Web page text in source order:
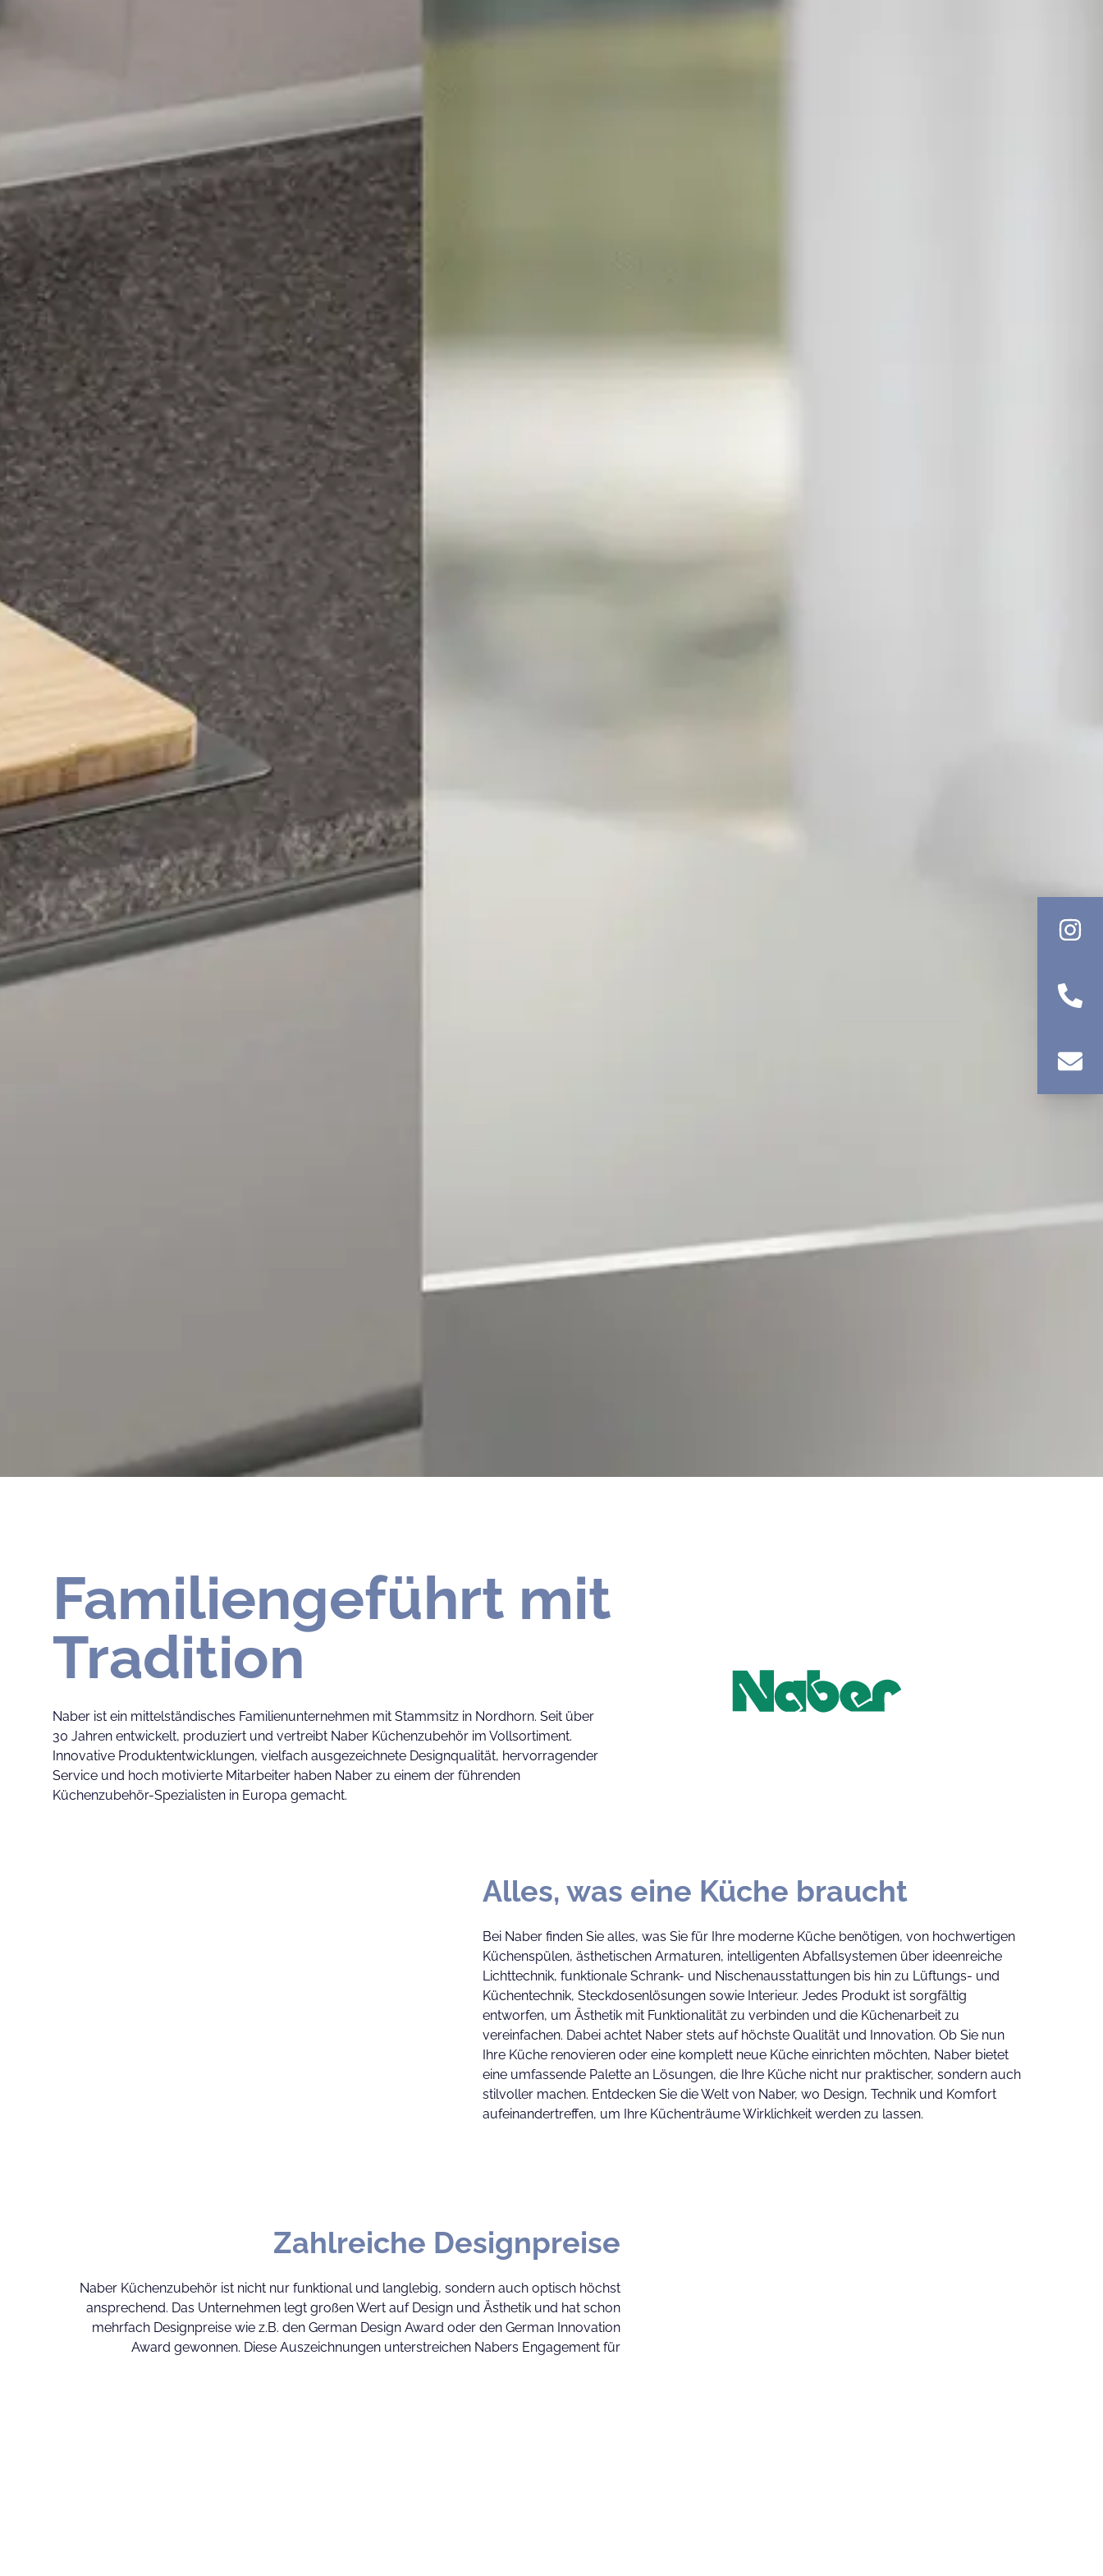
Familiengeführt mit
Tradition
Naber ist ein mittelständisches Familienunternehmen mit Stammsitz in Nordhorn. Seit über
30 Jahren entwickelt, produziert und vertreibt Naber Küchenzubehör im Vollsortiment.
Innovative Produktentwicklungen, vielfach ausgezeichnete Designqualität, hervorragender
Service und hoch motivierte Mitarbeiter haben Naber zu einem der führenden
Küchenzubehör-Spezialisten in Europa gemacht.
Alles, was eine Küche braucht
Bei Naber finden Sie alles, was Sie für Ihre moderne Küche benötigen, von hochwertigen
Küchenspülen, ästhetischen Armaturen, intelligenten Abfallsystemen über ideenreiche
Lichttechnik, funktionale Schrank- und Nischenausstattungen bis hin zu Lüftungs- und
Küchentechnik, Steckdosenlösungen sowie Interieur. Jedes Produkt ist sorgfältig
entworfen, um Ästhetik mit Funktionalität zu verbinden und die Küchenarbeit zu
vereinfachen. Dabei achtet Naber stets auf höchste Qualität und Innovation. Ob Sie nun
Ihre Küche renovieren oder eine komplett neue Küche einrichten möchten, Naber bietet
eine umfassende Palette an Lösungen, die Ihre Küche nicht nur praktischer, sondern auch
stilvoller machen. Entdecken Sie die Welt von Naber, wo Design, Technik und Komfort
aufeinandertreffen, um Ihre Küchenträume Wirklichkeit werden zu lassen.
Zahlreiche Designpreise
Naber Küchenzubehör ist nicht nur funktional und langlebig, sondern auch optisch höchst
ansprechend. Das Unternehmen legt großen Wert auf Design und Ästhetik und hat schon
mehrfach Designpreise wie z.B. den German Design Award oder den German Innovation
Award gewonnen. Diese Auszeichnungen unterstreichen Nabers Engagement für